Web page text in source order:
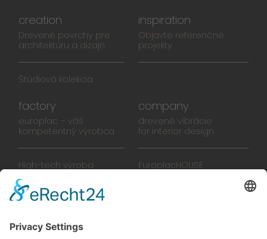
creation
Drevené povrchy pre
architektúru a dizajn
Štúdiová kolekcia
inspiration
Objavte referenčné
projekty
factory
europlac – váš
kompetentný výrobca
High-tech výroba
Manufaktúra
company
drevené vibrácie
for interior design
EuroplacHOUSE